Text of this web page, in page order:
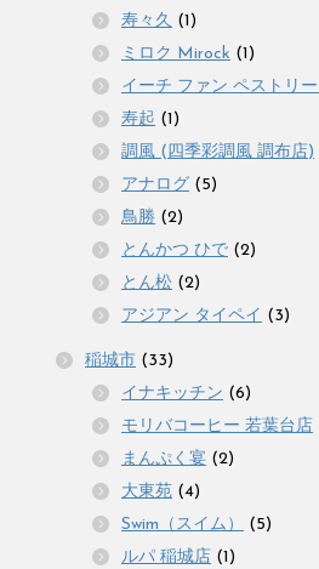
寿々久 (1)
ミロク Mirock (1)
イーチ ファン ペストリ
寿起 (1)
調風 (四季彩調風 調布店)
アナログ (5)
鳥勝 (2)
とんかつ ひで (2)
とん松 (2)
アジアン タイペイ (3)
稲城市 (33)
イナキッチン (6)
モリバコーヒー 若葉台店
まんぷく宴 (2)
大東苑 (4)
Swim（スイム）
(5)
ルパ 稲城店 (1)